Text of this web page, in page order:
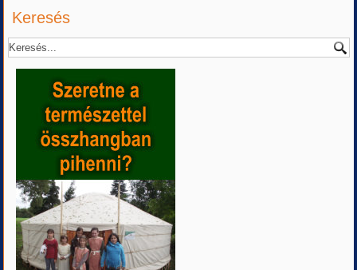
Keresés